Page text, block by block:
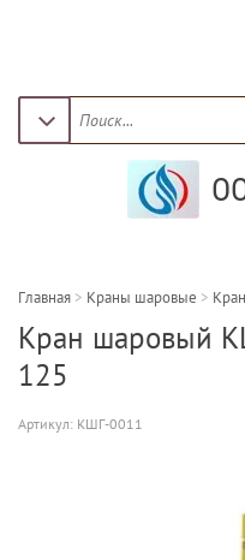
Главная > Краны шаровые >
Кран шаровый
125
Артикул: КШГ-0011